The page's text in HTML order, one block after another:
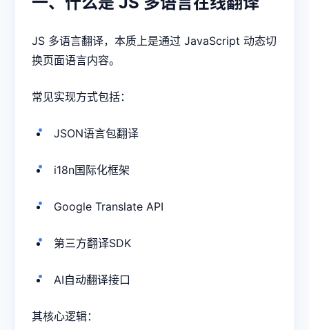
JS 多语言翻译，本质上是通过 JavaScript 动态切
换页面语言内容。
常见实现方式包括：
JSON语言包翻译
i18n国际化框架
Google Translate API
第三方翻译SDK
AI自动翻译接口
其核心逻辑：